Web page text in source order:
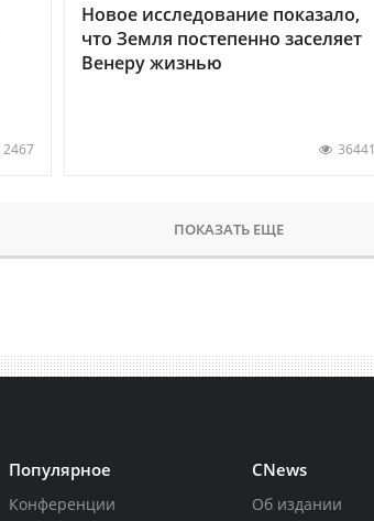
2467
Новое исследование показало,
что Земля постепенно заселяет
Венеру жизнью
36441
ПОКАЗАТЬ ЕЩЕ
Популярное
Конференции
CNews
Об издании